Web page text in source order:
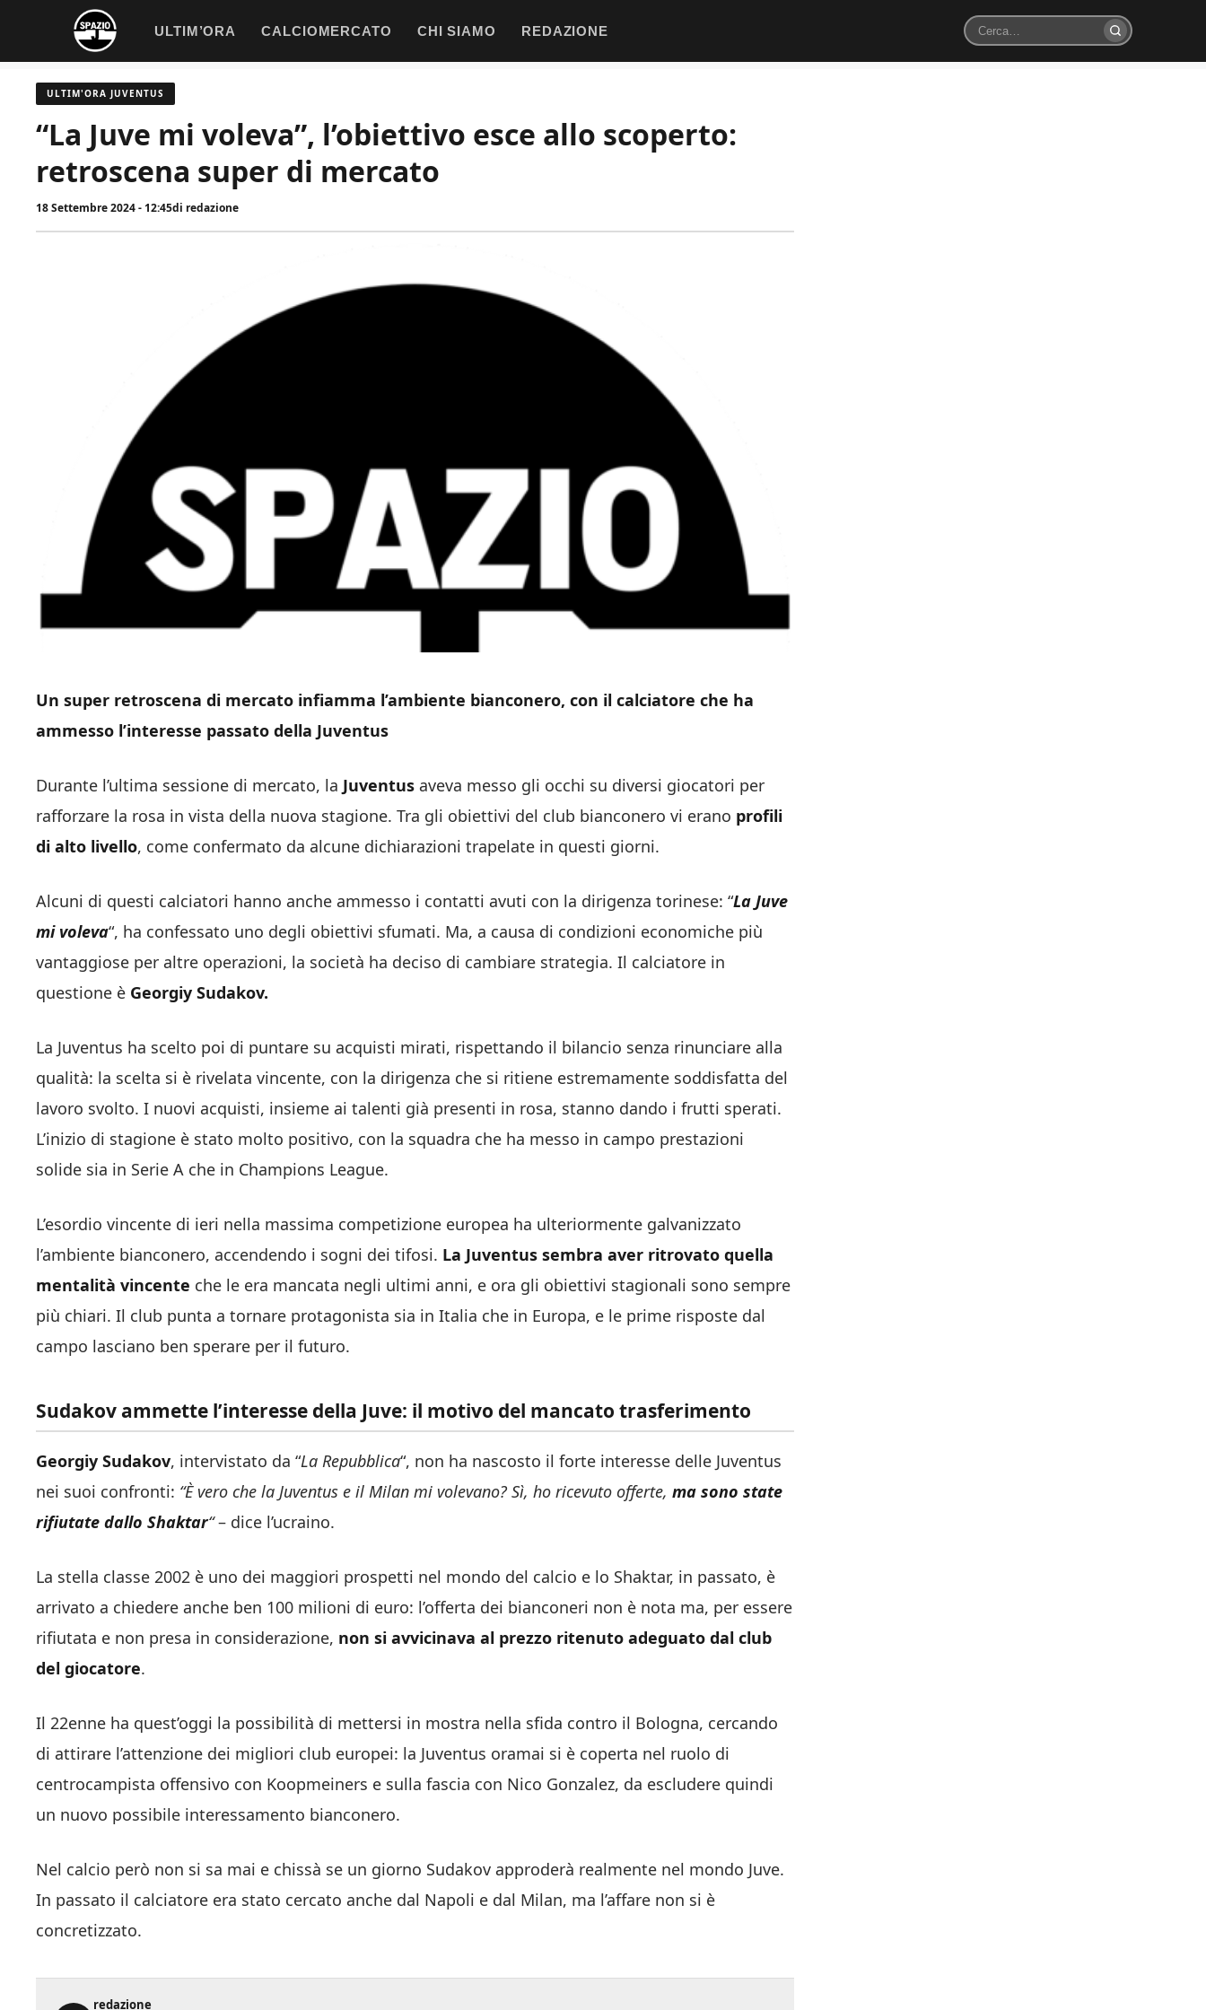
contenuto
ULTIM’ORA CALCIOMERCATO CHI SIAMO REDAZIONE
Cerca
ULTIM'ORA JUVENTUS
“La Juve mi voleva”, l’obiettivo esce allo scoperto:
retroscena super di mercato
18 Settembre 2024 - 12:45di redazione
Un super retroscena di mercato infiamma l’ambiente bianconero, con il calciatore che ha
ammesso l’interesse passato della Juventus
Durante l’ultima sessione di mercato, la Juventus aveva messo gli occhi su diversi giocatori per
rafforzare la rosa in vista della nuova stagione. Tra gli obiettivi del club bianconero vi erano profili
di alto livello, come confermato da alcune dichiarazioni trapelate in questi giorni.
Alcuni di questi calciatori hanno anche ammesso i contatti avuti con la dirigenza torinese: “La Juve
mi voleva“, ha confessato uno degli obiettivi sfumati. Ma, a causa di condizioni economiche più
vantaggiose per altre operazioni, la società ha deciso di cambiare strategia. Il calciatore in
questione è Georgiy Sudakov.
La Juventus ha scelto poi di puntare su acquisti mirati, rispettando il bilancio senza rinunciare alla
qualità: la scelta si è rivelata vincente, con la dirigenza che si ritiene estremamente soddisfatta del
lavoro svolto. I nuovi acquisti, insieme ai talenti già presenti in rosa, stanno dando i frutti sperati.
L’inizio di stagione è stato molto positivo, con la squadra che ha messo in campo prestazioni
solide sia in Serie A che in Champions League.
L’esordio vincente di ieri nella massima competizione europea ha ulteriormente galvanizzato
l’ambiente bianconero, accendendo i sogni dei tifosi. La Juventus sembra aver ritrovato quella
mentalità vincente che le era mancata negli ultimi anni, e ora gli obiettivi stagionali sono sempre
più chiari. Il club punta a tornare protagonista sia in Italia che in Europa, e le prime risposte dal
campo lasciano ben sperare per il futuro.
Sudakov ammette l’interesse della Juve: il motivo del mancato trasferimento
Georgiy Sudakov, intervistato da “La Repubblica“, non ha nascosto il forte interesse delle Juventus
nei suoi confronti: “È vero che la Juventus e il Milan mi volevano? Sì, ho ricevuto offerte, ma sono state
rifiutate dallo Shaktar“– dice l’ucraino.
La stella classe 2002 è uno dei maggiori prospetti nel mondo del calcio e lo Shaktar, in passato, è
arrivato a chiedere anche ben 100 milioni di euro: l’offerta dei bianconeri non è nota ma, per essere
rifiutata e non presa in considerazione, non si avvicinava al prezzo ritenuto adeguato dal club
del giocatore.
Il 22enne ha quest’oggi la possibilità di mettersi in mostra nella sfida contro il Bologna, cercando
di attirare l’attenzione dei migliori club europei: la Juventus oramai si è coperta nel ruolo di
centrocampista offensivo con Koopmeiners e sulla fascia con Nico Gonzalez, da escludere quindi
un nuovo possibile interessamento bianconero.
Nel calcio però non si sa mai e chissà se un giorno Sudakov approderà realmente nel mondo Juve.
In passato il calciatore era stato cercato anche dal Napoli e dal Milan, ma l’affare non si è
concretizzato.
redazione